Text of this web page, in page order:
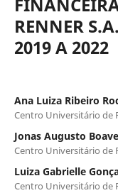
RENNER
2019 A 2022
Ana Luiza Ribeiro
Centro Universitário de
Jonas Augusto
Centro Universitário de
Luiza Gabrielle
Centro Universitário de